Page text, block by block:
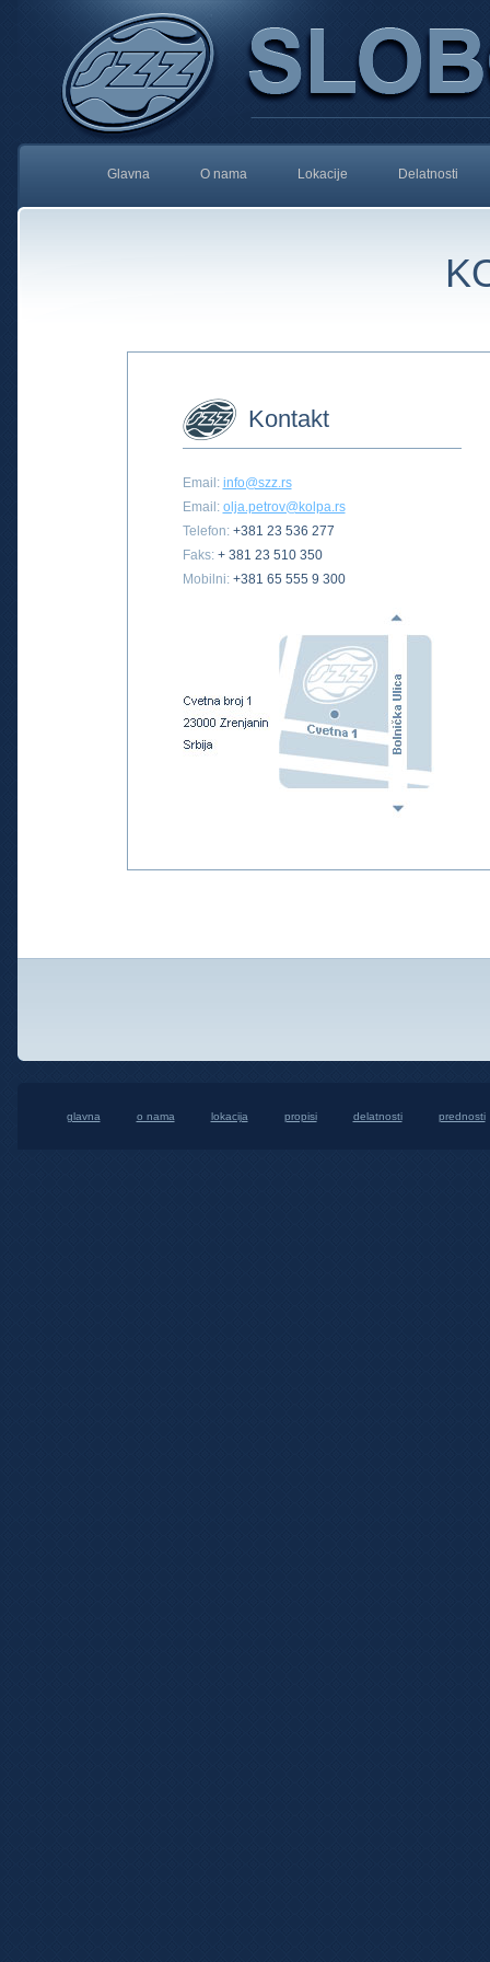
Glavna O nama Lokacije Delatnosti
Kontakt
Email: info@szz.rs
Email: olja.petrov@kolpa.rs
Telefon:+381 23 536 277
Faks:+ 381 23 510 350
Mobilni:+381 65 555 9 300
glavna o nama lokacija propisi delatnosti prednosti